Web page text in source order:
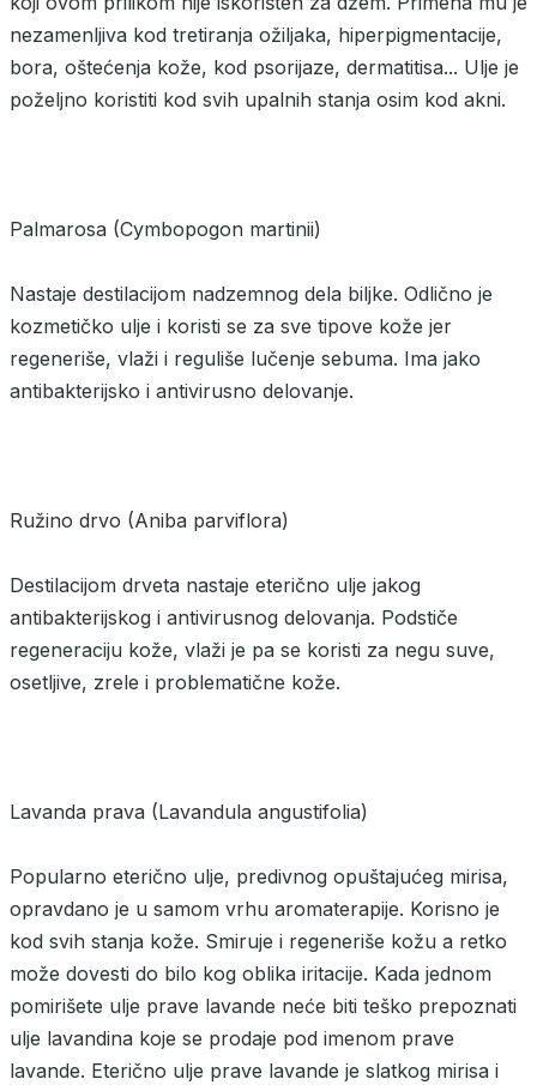
nezamenljiva kod tretiranja ožiljaka, hiperpigmentacije,
bora, oštećenja kože, kod psorijaze, dermatitisa... Ulje je
poželjno koristiti kod svih upalnih stanja osim kod akni.
Palmarosa (Cymbopogon martinii)
Nastaje destilacijom nadzemnog dela biljke. Odlično je
kozmetičko ulje i koristi se za sve tipove kože jer
regeneriše, vlaži i reguliše lučenje sebuma. Ima jako
antibakterijsko i antivirusno delovanje.
Ružino drvo (Aniba parviflora)
Destilacijom drveta nastaje eterično ulje jakog
antibakterijskog i antivirusnog delovanja. Podstiče
regeneraciju kože, vlaži je pa se koristi za negu suve,
osetljive, zrele i problematične kože.
Lavanda prava (Lavandula angustifolia)
Popularno eterično ulje, predivnog opuštajućeg mirisa,
opravdano je u samom vrhu aromaterapije. Korisno je
kod svih stanja kože. Smiruje i regeneriše kožu a retko
može dovesti do bilo kog oblika iritacije. Kada jednom
pomirišete ulje prave lavande neće biti teško prepoznati
ulje lavandina koje se prodaje pod imenom prave
lavande. Eterično ulje prave lavande je slatkog mirisa i